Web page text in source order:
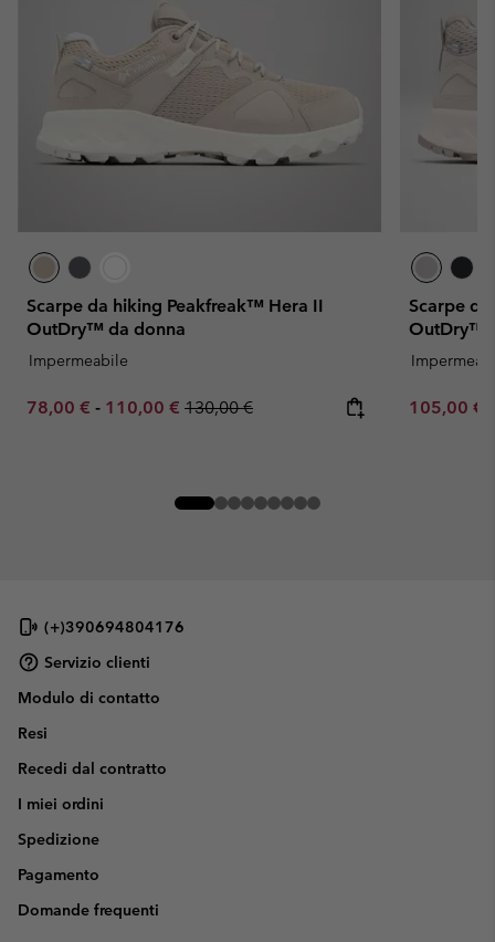
Scarpe da hiking Peakfreak™ Hera II
OutDry™ da donna
Impermeabile
Minimum sale price:
78,00 € - Maximum sale price:
110,00 € Regular price:
130,00 €
Scarpe
OutDry™
Minimum
105,00 €
(+)390694804176
Servizio clienti
Modulo di contatto
Resi
Recedi dal contratto
I miei ordini
Spedizione
Pagamento
Domande frequenti